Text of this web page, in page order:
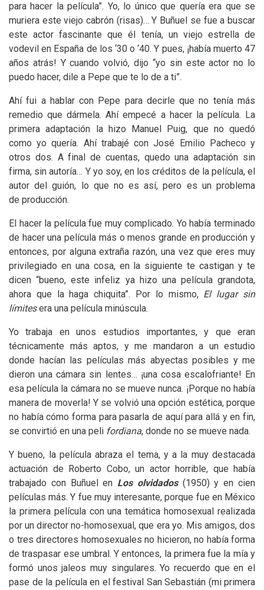
para hacer la película”. Yo, lo único que quería era que se
muriera este viejo cabrón (risas)… Y Buñuel se fue a buscar
este actor fascinante que él tenía, un viejo estrella de
vodevil en España de los ‘30 o ‘40. Y pues, ¡había muerto 47
años atrás! Y cuando volvió, dijo “yo sin este actor no lo
puedo hacer, dile a Pepe que te lo de a ti”.
Ahí fui a hablar con Pepe para decirle que no tenía más
remedio que dármela. Ahí empecé a hacer la película. La
primera adaptación la hizo Manuel Puig, que no quedó
como yo quería. Ahí trabajé con José Emilio Pacheco y
otros dos. A final de cuentas, quedo una adaptación sin
firma, sin autoría… Y yo soy, en los créditos de la película, el
autor del guión, lo que no es así, pero es un problema
de producción.
El hacer la película fue muy complicado. Yo había terminado
de hacer una película más o menos grande en producción y
entonces, por alguna extraña razón, una vez que eres muy
privilegiado en una cosa, en la siguiente te castigan y te
dicen “bueno, este infeliz ya hizo una película grandota,
ahora que la haga chiquita”. Por lo mismo, El lugar sin
límitesera una película minúscula.
Yo trabaja en unos estudios importantes, y que eran
técnicamente más aptos, y me mandaron a un estudio
donde hacían las películas más abyectas posibles y me
dieron una cámara sin lentes… ¡una cosa escalofriante! En
esa película la cámara no se mueve nunca. ¡Porque no había
manera de moverla! Y se volvió una opción estética, porque
no había cómo forma para pasarla de aquí para allá y en fin,
se convirtió en una peli fordiana, donde no se mueve nada.
Y bueno, la película abraza el tema, y a la muy destacada
actuación de Roberto Cobo, un actor horrible, que había
trabajado con Buñuel en Los olvidados(1950) y en cien
películas más. Y fue muy interesante, porque fue en México
la primera película con una temática homosexual realizada
por un director no-homosexual, que era yo. Mis amigos, dos
o tres directores homosexuales no hicieron, no había forma
de traspasar ese umbral. Y entonces, la primera fue la mía y
formó unos jaleos muy singulares. Yo recuerdo que en el
pase de la película en el festival San Sebastián (mi primera